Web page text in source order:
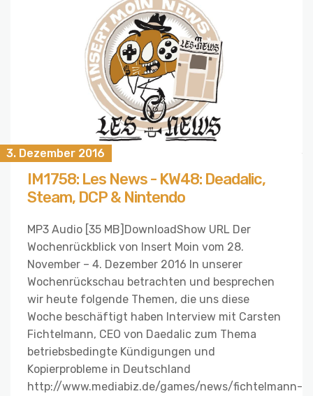
3. Dezember 2016
IM1758: Les News - KW48: Deadalic,
Steam, DCP & Nintendo
MP3 Audio [35 MB]DownloadShow URL Der
Wochenrückblick von Insert Moin vom 28.
November – 4. Dezember 2016 In unserer
Wochenrückschau betrachten und besprechen
wir heute folgende Themen, die uns diese
Woche beschäftigt haben Interview mit Carsten
Fichtelmann, CEO von Daedalic zum Thema
betriebsbedingte Kündigungen und
Kopierprobleme in Deutschland
http://www.mediabiz.de/games/news/fichtelmann-